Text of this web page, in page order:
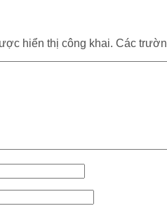
hiển thị công khai. Các